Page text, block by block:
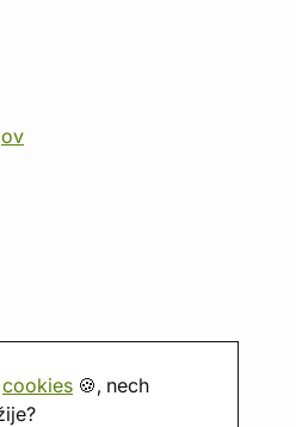
cookies 🍪, nech